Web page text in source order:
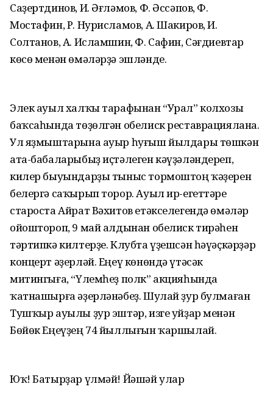
Саҙертдинов, И. Әғләмов, Ф. Әссәпов, Ф.
Мостафин, Р. Нурисламов, А. Шакиров, И.
Солтанов, А. Исламшин, Ф. Сафин, Сәғдиевтар
көсө менән өмәләрҙә эшләнде.
Элек ауыл халҡы тарафынан “Урал” колхозы
баҡсаһында төҙөлгән обелиск реставрациялана.
Ул яҙмыштарына ауыр һуғыш йылдары төшкән
ата-бабаларыбыҙ иҫтәлеген кәүҙәләндереп,
килер быуындарҙы тыныс тормоштоң ҡәҙерен
белергә саҡырып торор. Ауыл ир-егеттәре
староста Айрат Вәхитов етәкселегендә өмәләр
ойоштороп, 9 май алдынан обелиск тирәһен
тәртипкә килтерҙе. Клубта үҙешсән һәүәҫкәрҙәр
концерт әҙерләй. Еңеү көнөндә үтәсәк
митингыға, “Үлемһеҙ полк” акцияһында
ҡатнашырға әҙерләнәбеҙ. Шулай ҙур булмаған
Тушҡыр ауылы ҙур эштәр, изге уйҙар менән
Бөйөк Еңеүҙең 74 йыллығын ҡаршылай.
Юҡ! Батырҙар үлмәй! Йәшәй улар